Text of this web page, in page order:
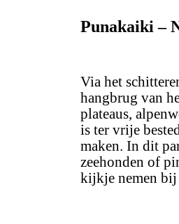
Punakaiki –
Via het
hangbrug van
plateaus,
is ter vrije
maken. In dit
zeehonden of
kijkje nemen bij